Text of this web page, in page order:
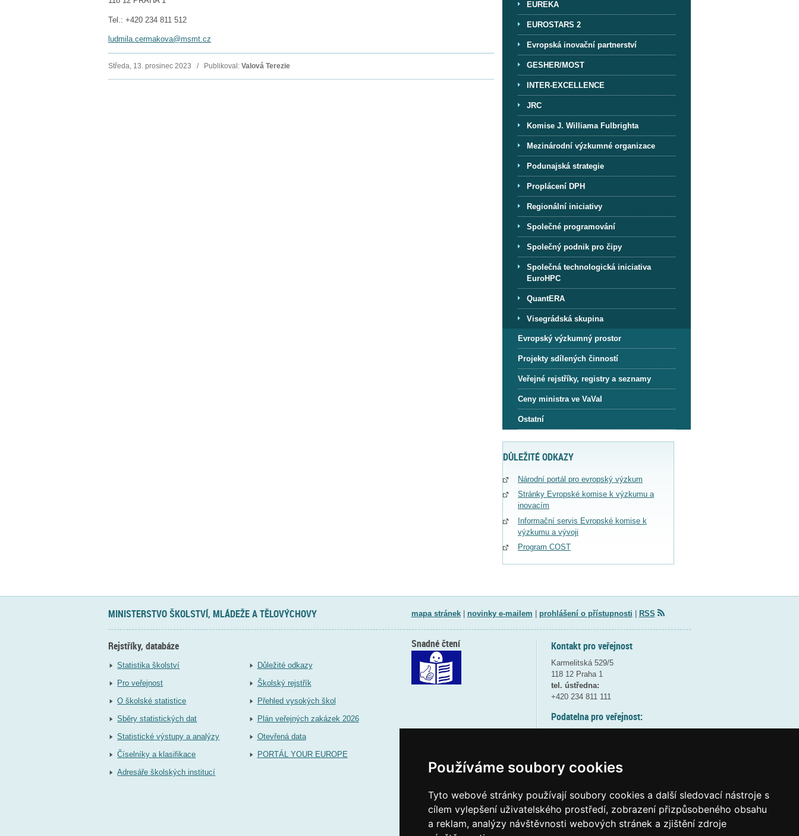
Používáme soubory cookies
Tyto webové stránky používají soubory cookies a další sledovací nástroje s
cílem vylepšení uživatelského prostředí, zobrazení přizpůsobeného obsahu
a reklam, analýzy návštěvnosti webových stránek a zjištění zdroje
Tel.: +420 234 811 512
ludmila.cermakova@msmt.cz
Středa, 13. prosinec 2023 / Publikoval: Valová Terezie
EUREKA
EUROSTARS 2
Evropská inovační partnerství
GESHER/MOST
INTER-EXCELLENCE
JRC
Komise J. Williama Fulbrighta
Mezinárodní výzkumné organizace
Podunajská strategie
Proplácení DPH
Regionální iniciativy
Společné programování
Společný podnik pro čipy
Společná technologická iniciativa
EuroHPC
QuantERA
Visegrádská skupina
Evropský výzkumný prostor
Projekty sdílených činností
Veřejné rejstříky, registry a seznamy
Ceny ministra ve VaVaI
Ostatní
DŮLEŽITÉ ODKAZY
Národní portál pro evropský výzkum
Stránky Evropské komise k výzkumu a
inovacím
Informační servis Evropské komise k
výzkumu a vývoji
Program COST
MINISTERSTVO ŠKOLSTVÍ, MLÁDEŽE A TĚLOVÝCHOVY mapa stránek| novinky e-mailem prohlášení o přístupnosti RSS
Rejstříky, databáze
Statistika školství
Pro veřejnost
O školské statistice
Sběry statistických dat
Statistické výstupy a analýzy
Číselníky a klasifikace
Adresáře školských institucí
Důležité odkazy
Školský rejstřík
Přehled vysokých škol
Plán veřejných zakázek 2026
Otevřená data
PORTÁL YOUR EUROPE
Kontakt pro veřejnost
Karmelitská 529/5
118 12 Praha 1
tel. ústředna:
+420 234 811 111
Podatelna pro veřejnost:
(více informací
Elektronická podatelna:
posta@msmt.gov.cz
Snadné čtení